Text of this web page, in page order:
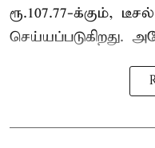
ரூ.107.77-க்கும்,
செய்யப்படுகிறது.